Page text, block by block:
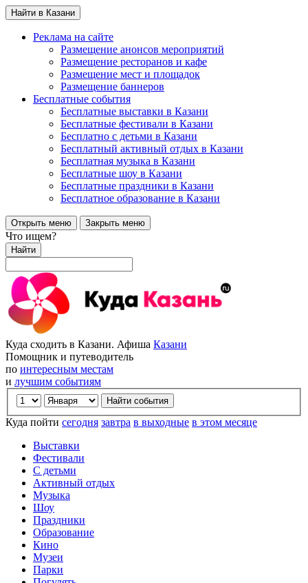
Найти в Казани
Реклама на сайте
Размещение анонсов мероприятий
Размещение ресторанов и кафе
Размещение мест и площадок
Размещение баннеров
Бесплатные события
Бесплатные выставки в Казани
Бесплатные фестивали в Казани
Бесплатно с детьми в Казани
Бесплатный активный отдых в Казани
Бесплатная музыка в Казани
Бесплатные шоу в Казани
Бесплатные праздники в Казани
Бесплатное образование в Казани
Открыть меню Закрыть меню
Что ищем?
Найти
Куда сходить в Казани. Афиша Казани
Помощник и путеводитель
по интересным местам
и лучшим событиям
Куда пойти сегодня завтра в выходные в этом месяце
Выставки
Фестивали
С детьми
Активный отдых
Музыка
Шоу
Праздники
Образование
Кино
Музеи
Парки